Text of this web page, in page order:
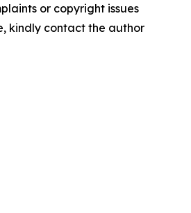
or copyright issues
kindly contact the author